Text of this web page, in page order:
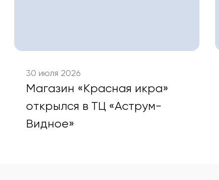
30 июля 2026
Магазин «Красная икра»
открылся в ТЦ «Аструм-
Видное»